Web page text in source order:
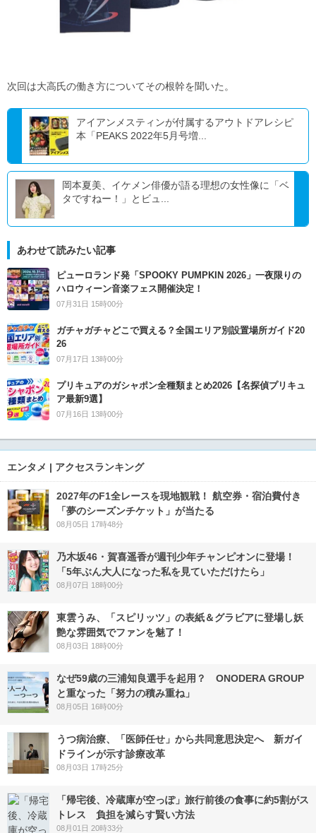
次回は大高氏の働き方についてその根幹を聞いた。
アイアンメスティンが付属するアウトドアレシピ
本「PEAKS 2022年5月号増...
岡本夏美、イケメン俳優が語る理想の女性像に「ベ
タですねー！」とビュ...
あわせて読みたい記事
ピューロランド発「SPOOKY PUMPKIN 2026」一夜限りの
ハロウィーン音楽フェス開催決定！
07月31日 15時00分
ガチャガチャどこで買える？全国エリア別設置場所ガイド20
26
07月17日 13時00分
プリキュアのガシャポン全種類まとめ2026【名探偵プリキュ
ア最新9選】
07月16日 13時00分
エンタメ | アクセスランキング
2027年のF1全レースを現地観戦！ 航空券・宿泊費付き
「夢のシーズンチケット」が当たる
08月05日 17時48分
乃木坂46・賀喜遥香が週刊少年チャンピオンに登場！
「5年ぶん大人になった私を見ていただけたら」
08月07日 18時00分
東雲うみ、「スピリッツ」の表紙＆グラビアに登場し妖
艶な雰囲気でファンを魅了！
08月03日 18時00分
なぜ59歳の三浦知良選手を起用？ ONODERA GROUP
と重なった「努力の積み重ね」
08月05日 16時00分
うつ病治療、「医師任せ」から共同意思決定へ 新ガイ
ドラインが示す診療改革
08月03日 17時25分
「帰宅後、冷蔵庫が空っぽ」旅行前後の食事に約5割がス
トレス 負担を減らす賢い方法
08月01日 20時33分